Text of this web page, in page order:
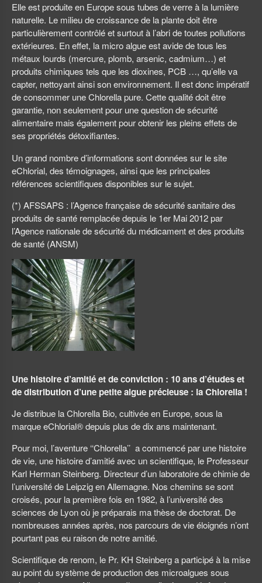
Elle est produite en Europe sous tubes de verre à la lumière
naturelle. Le milieu de croissance de la plante doit être
particulièrement contrôlé et surtout à l’abri de toutes pollutions
extérieures. En effet, la micro algue est avide de tous les
métaux lourds (mercure, plomb, arsenic, cadmium…) et
produits chimiques tels que les dioxines, PCB …, qu’elle va
capter, nettoyant ainsi son environnement. Il est donc impératif
de consommer une Chlorella pure. Cette qualité doit être
garantie, non seulement pour une question de sécurité
alimentaire mais également pour obtenir les pleins effets de
ses propriétés détoxifiantes.
Un grand nombre d’informations sont données sur le site
eChlorial, des témoignages, ainsi que les principales
références scientifiques disponibles sur le sujet.
(*) AFSSAPS : l’Agence française de sécurité sanitaire des
produits de santé remplacée depuis le 1er Mai 2012 par
l’Agence nationale de sécurité du médicament et des produits
de santé (ANSM)
Une histoire d’amitié et de conviction : 10 ans d’études et
de distribution d’une petite algue précieuse : la Chlorella !
Je distribue la Chlorella Bio, cultivée en Europe, sous la
marque eChlorial® depuis plus de dix ans maintenant.
Pour moi, l’aventure ‘‘Chlorella’’ a commencé par une histoire
de vie, une histoire d’amitié avec un scientifique, le Professeur
Karl Herman Steinberg. Directeur d’un laboratoire de chimie de
l’université de Leipzig en Allemagne. Nos chemins se sont
croisés, pour la première fois en 1982, à l’université des
sciences de Lyon où je préparais ma thèse de doctorat. De
nombreuses années après, nos parcours de vie éloignés n’ont
pourtant pas eu raison de notre amitié.
Scientifique de renom, le Pr. KH Steinberg a participé à la mise
au point du système de production des microalgues sous